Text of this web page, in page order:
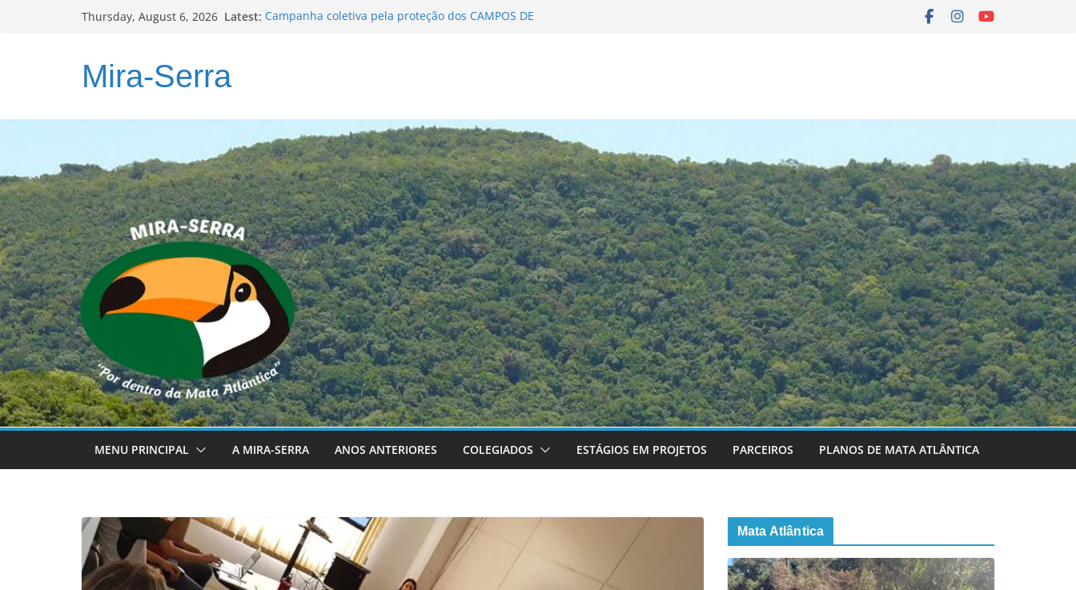
Thursday, August 6, 2026 Latest: Campanha coletiva pela proteção dos CAMPOS DE
Mira-Serra
MENU PRINCIPAL A MIRA-SERRA ANOS ANTERIORES COLEGIADOS ESTÁGIOS EM PROJETOS PARCEIROS PLANOS DE MATA ATLÂNTICA
Mata Atlântica